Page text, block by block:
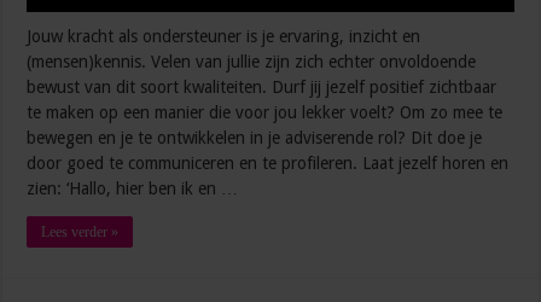
Jouw kracht als ondersteuner is je ervaring, inzicht en
(mensen)kennis. Velen van jullie zijn zich echter onvoldoende
bewust van dit soort kwaliteiten. Durf jij jezelf positief zichtbaar
te maken op een manier die voor jou lekker voelt? Om zo mee te
bewegen en je te ontwikkelen in je adviserende rol? Dit doe je
door goed te communiceren en te profileren. Laat jezelf horen en
zien: ‘Hallo, hier ben ik en …
Lees verder »